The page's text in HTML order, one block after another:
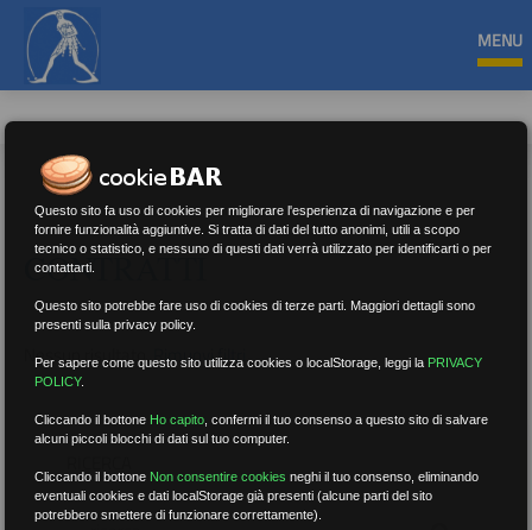
MENU
CONTRATTI
Nessun risultato.Rimuovi filtri
Questo sito fa uso di cookies per migliorare l'esperienza di navigazione e per
fornire funzionalità aggiuntive. Si tratta di dati del tutto anonimi, utili a scopo
tecnico o statistico, e nessuno di questi dati verrà utilizzato per identificarti o per
contattarti.
Questo sito potrebbe fare uso di cookies di terze parti. Maggiori dettagli sono
presenti sulla privacy policy.
Per sapere come questo sito utilizza cookies o localStorage, leggi la PRIVACY
POLICY.
Cliccando il bottone Ho capito ,confermi il tuo consenso a questo sito di salvare
alcuni piccoli blocchi di dati sul tuo computer.
Cliccando il bottone Non consentire cookies neghi il tuo consenso, eliminando
eventuali cookies e dati localStorage già presenti (alcune parti del sito
potrebbero smettere di funzionare correttamente).